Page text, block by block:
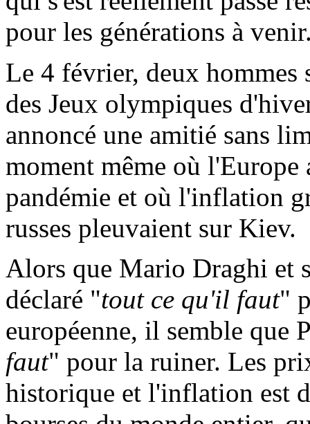
pour les générations à
Le 4 février, deux hommes
des Jeux olympiques
annoncé une amitié sans
moment même où
pandémie et où l'inflation
russes pleuvaient sur Kiev.
Alors que Mario Draghi et
déclaré "tout ce qu'il faut"
européenne, il semble que
faut" pour la ruiner. Les
historique et l'inflation est